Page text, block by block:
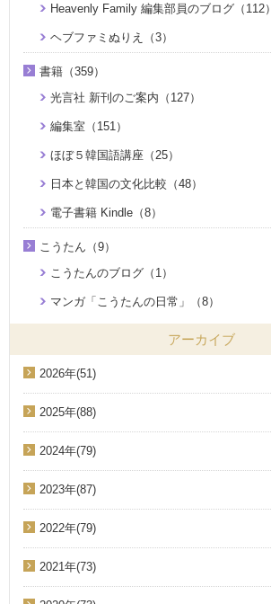
Heavenly Family 編集部員のブログ（112）
ヘブファミぬりえ（3）
書籍（359）
光言社 新刊のご案内（127）
編集室（151）
ほぼ５韓国語講座（25）
日本と韓国の文化比較（48）
電子書籍 Kindle（8）
こうたん（9）
こうたんのブログ（1）
マンガ「こうたんの日常」（8）
アーカイブ
2026年(51)
2025年(88)
2024年(79)
2023年(87)
2022年(79)
2021年(73)